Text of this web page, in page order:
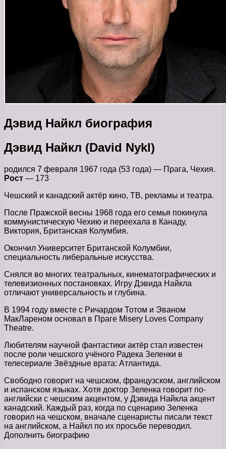
Дэвид Найкл биография
Дэвид Найкл (David Nykl)
родился 7 февраля 1967 года (53 года) — Прага, Чехия.
Рост — 173
Чешский и канадский актёр кино, ТВ, рекламы и театра.
После Пражской весны 1968 года его семья покинула
коммунистическую Чехию и переехала в Канаду,
Виктория, Британская Колумбия.
Окончил Университет Британской Колумбии,
специальность либеральные искусства.
Снялся во многих театральных, кинематографических и
телевизионных постановках. Игру Дэвида Найкла
отличают универсальность и глубина.
В 1994 году вместе с Ричардом Тотом и Эваном
МакЛареном основал в Праге Misery Loves Company
Theatre.
Любителям научной фантастики актёр стал известен
после роли чешского учёного Радека Зеленки в
телесериале Звёздные врата: Атлантида.
Свободно говорит на чешском, французском, английском
и испанском языках. Хотя доктор Зеленка говорит по-
английски с чешским акцентом, у Дэвида Найкла акцент
канадский. Каждый раз, когда по сценарию Зеленка
говорил на чешском, вначале сценаристы писали текст
на английском, а Найкл по их просьбе переводил.
Дополнить биографию